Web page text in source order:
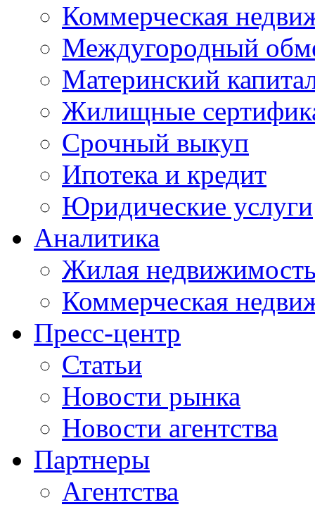
Коммерческая
Междугородный
Материнский
Жилищные
Срочный выкуп
Ипотека и кредит
Юридические услуги
Аналитика
Жилая
Коммерческая
Пресс-центр
Статьи
Новости рынка
Новости агентства
Партнеры
Агентства